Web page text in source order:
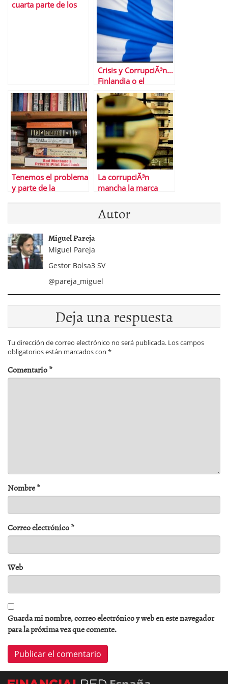
financiera en
cuarta parte de los
Crisis y CorrupciÃ³n…
Finlandia o el
ejemplo de lo que
SÃ­ debe hacerse
Tenemos el problema
y parte de la
La corrupciÃ³n
mancha la marca
los inversores dejen
de confiar
Autor
Miguel Pareja
Miguel Pareja
Gestor Bolsa3 SV
@pareja_miguel
Deja una respuesta
Tu dirección de correo electrónico no será publicada. Los campos
obligatorios están marcados con *
Comentario*
Nombre*
Correo electrónico*
Web
Guarda mi nombre, correo electrónico y web en este navegador
para la próxima vez que comente.